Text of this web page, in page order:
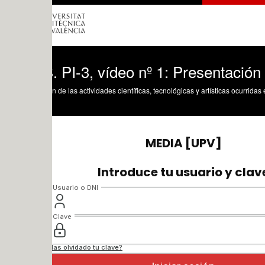
PI-3, vídeo nº 1: Presentación de la
de las actividades científicas, tecnológicas y artísticas ocurridas en los tres